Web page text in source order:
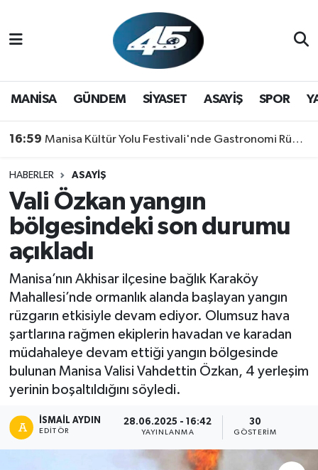
MANİSA GÜNDEM SİYASET ASAYİŞ SPOR
16:59 Manisa Kültür Yolu Festivali'nde Gastronomi Rüzgarı: Lezzetin Yıldızı "Manisa Kebabı" Oldu!
HABERLER ASAYİŞ
Vali Özkan yangın
bölgesindeki son durumu
açıkladı
Manisa’nın Akhisar ilçesine bağlık Karaköy
Mahallesi’nde ormanlık alanda başlayan yangın
rüzgarın etkisiyle devam ediyor. Olumsuz hava
şartlarına rağmen ekiplerin havadan ve karadan
müdahaleye devam ettiği yangın bölgesinde
bulunan Manisa Valisi Vahdettin Özkan, 4 yerleşim
yerinin boşaltıldığını söyledi.
İSMAIL AYDIN
EDITÖR
28.06.2025 - 16:42
YAYINLANMA
30
GÖSTERIM
GÜNDEM
SPOR
YAŞAM
RESMİ REKLAM
Hava Durumu
Trafik Durumu
Son Dakika Haberleri
Haber Arşivi